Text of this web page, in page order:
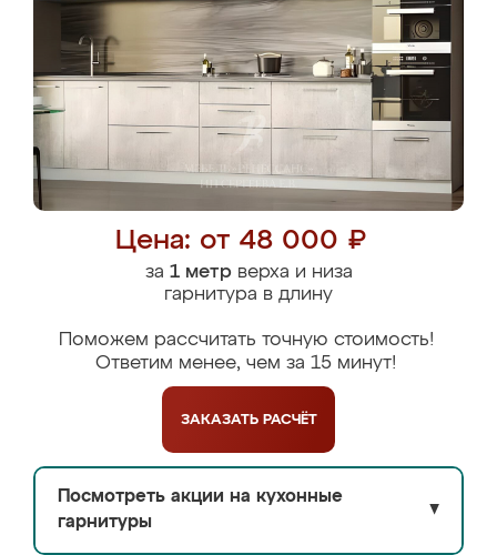
Цена: от 48 000 ₽
за 1 метрверха и низа
гарнитура в длину
Поможем рассчитать точную стоимость!
Ответим менее, чем за 15 минут!
ЗАКАЗАТЬ РАСЧЁТ
Посмотреть акции на кухонные
гарнитуры
▼